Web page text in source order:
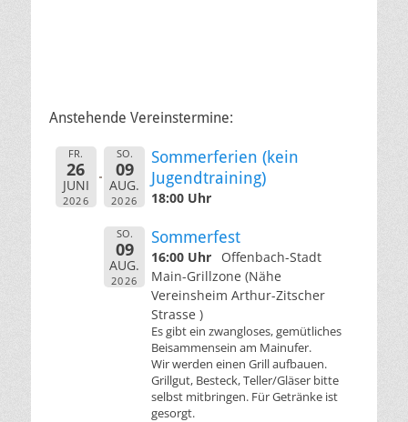
Anstehende Vereinstermine:
FR.
26
JUNI
2026
SO.
09
AUG.
2026
Sommerferien (kein
Jugendtraining)
18:00 Uhr
SO.
09
AUG.
2026
Sommerfest
16:00 Uhr
Offenbach-Stadt
Main-Grillzone (Nähe
Vereinsheim Arthur-Zitscher
Strasse )
Es gibt ein zwangloses, gemütliches
Beisammensein am Mainufer.
Wir werden einen Grill aufbauen.
Grillgut, Besteck, Teller/Gläser bitte
selbst mitbringen. Für Getränke ist
gesorgt.